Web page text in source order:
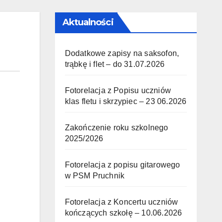
Aktualności
Dodatkowe zapisy na saksofon,
trąbkę i flet – do 31.07.2026
Fotorelacja z Popisu uczniów
klas fletu i skrzypiec – 23 06.2026
Zakończenie roku szkolnego
2025/2026
Fotorelacja z popisu gitarowego
w PSM Pruchnik
Fotorelacja z Koncertu uczniów
kończących szkołę – 10.06.2026